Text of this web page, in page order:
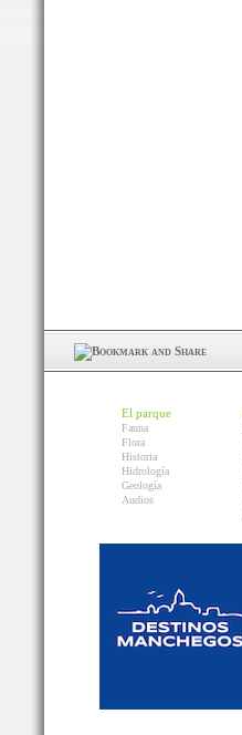
El parque
Fauna
Flora
Historia
Hidrología
Geología
Audios